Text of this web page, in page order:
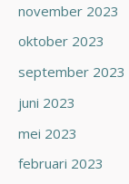
november 2023
oktober 2023
september 2023
juni 2023
mei 2023
februari 2023